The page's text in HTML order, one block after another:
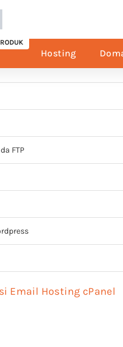
Hosting
FTP
Email Hosting cPanel